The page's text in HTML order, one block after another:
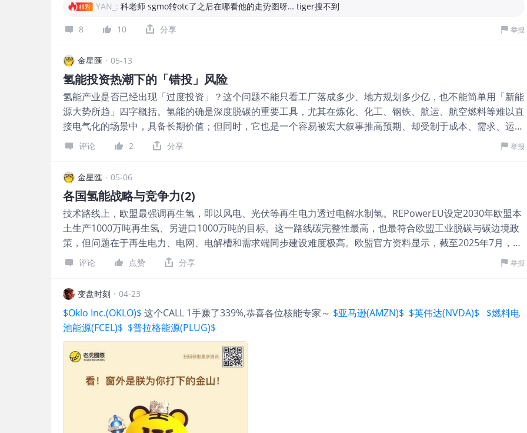
股价大约20多美元开始对它跟踪研究。在它的页面评论区，很容易找到我的那篇分析文章，五万多点击，排在
我所有笔记的第二位。 在研究过程中，BE的同行普拉格
陷入了经营困境。我知道BE的财
本能地认为即使BE更强，好转也需要时间。现在看，当时的判断不算错，BE也同步跌破2位数。 错误在于，二
年前AI数据中心能源需求爆发，BE的固态氧化物燃料电池技术正好与之匹配，股价已开始渐显强势，而自己却无
动于衷。对新的基本面变化缺乏跟踪，偶尔有介入的念头，又担心高位站岗。就这样，一路看着它走到了现在的
290。 二、信息送上门，却漠然置之 这次是关于2只存储芯片公司$闪迪(SNDK)$信息推送者是我女儿的男友，
深圳一家有名的芯片贸易公司的发展部经理。 在1.31日讲金银的文章，讲到他去德国奥地利出差，发现当地老
百姓也在热议金银，我据此判断市场情绪过热。 但他那趟出差的真正目的是去跟供应商维持关系，只为争取存
储芯片货源。
精彩 YAN_: 科老师 sgmo转otc了之后在哪看他的走势图呀… tiger搜不到
8 10 分享 举报
金星匯 · 05-13
氢能投资热潮下的「错投」风险
氢能产业是否已经出现「过度投资」？这个问题不能只看工厂落成多少、地方规划多少亿，也不能简单用「新能
源大势所趋」四字概括。氢能的确是深度脱碳的重要工具，尤其在炼化、化工、钢铁、航运、航空燃料等难以直
接电气化的场景中，具备长期价值；但同时，它也是一个容易被宏大叙事推高预期、却受制于成本、需求、运输
和基建的行业。换言之，氢能不是没有前途，而是前途未必足以承接所有正在上马的产能。 国际能源署（IEA）
且绝大部分仍由天然气和煤炭等化石能源制氢满足；低排放氢产量2024年虽增长10%，2025年有望达到100万
吨，但仍不足全球氢产量的1%。这组数字揭示一个关键矛盾：市场总需求很大，但真正为绿氢、蓝氢等低排放
氢打开的商业需求仍然很小。(IEA) 产能利用率成第一道警号 氢能投资的最大问题，是「供给故事」往往比「需
求合约」走得快。IEA在2024年已指出，全球已投运水电解槽容量于2023年底约1.4GW，2024年底或达5GW；
但若把所有已宣布项目加总，2030年电解槽容量可接近520GW，其中只有约4%已作出最终投资决定或正在建
设。(IEA) 到2025年，IEA进一步把2030年低排放氢产量预测下调近四分之一，主因包括项目取消、成本上升及
政策不确定；目前已营运或已达最终投资决定的项目，到2030年产能约为420万吨/年，约占届时全球氢需求
以支撑庞大产能。电解槽制造更明显。2024年有报道引述彭博新能源财经指，全球电解槽工厂平均只以约10%
的名义产能运作；到2025年，标普全球亦引述资料指，中国拥有全球近60%的电解槽制造能力，而全球现有制
造能力已超过20GW/年，明显高于当前需求水平。产
评论 2 分享 举报
金星匯 · 05-06
各国氢能战略与竞争力(2)
技术路线上，欧盟最强调再生氢，即以风电、光伏等再生电力透过电解水制氢。REPowerEU设定2030年欧盟本
土生产1000万吨再生氢、另进口1000万吨的目标。这一路线碳完整性最高，也最符合欧盟工业脱碳与碳边境政
策，但问题在于再生电力、电网、电解槽和需求端同步建设难度极高。欧盟官方资料显示，截至2025年7月，欧
盟运行中的电解容量约600 MW，已作出最终投资决定或在建、目标2030年前投运的容量接近3 GW，距离2030
放在海外制氢、液氢运输、氨供应链、发电混烧与燃料电池应用。其氢基本战略设定2030年氢供应约300万吨/
年、2040年约1200万吨/年、2050年约2000万吨/年，并追求2030年氢供应成本降至30日圆/Nm³。这使日本成
为氢与氨国际贸易的需求中心，但若低碳认证不严，可能被批评为以氨混烧延续燃煤电厂寿命。 中国的技术竞
争力主要在制造端，尤其是碱性电解槽、压缩、储运和燃料电池车示范。中国是全球最大氢气生产与消费国，但
当前仍以煤制氢和天然气制氢为主，绿氢比例较低。中国的市场逻辑是先用低成本设备、地方场景和国企项目把
供应链做大，再逐步提高绿氢比例。这种模式未必最乾净，但可能最快压低资本开支。 美国则是典型「技术中
立」。只要符合碳强度要求，绿氢、天然气加碳捕集制氢、核电制氢、生物质路线都可能获得支持。这使美国项
目选择更灵活，尤其在德州、路易斯安那、加州与中西部，既有天然气、管线、盐穴和工业用户，又有风光资
源，是全球最有可能率先形成大型低碳氢集群的市场之一。 四、市场成熟度与投资选择：短期看美中，长期看
欧日需求 若从投资区域选择看，四地吸引力并不相同。美国最适合生产端投资，尤其是有廉价天然气、再生能
评论 点赞 分享 举报
变盘时刻 · 04-23
$Oklo Inc.(OKLO)$ 这个CALL 1手赚了339%,恭喜各位核能专家～ $亚马逊(AMZN)$ $英伟达(NVDA)$
$燃料电
池能源(FCEL)$ $普拉格能源(PLUG)$